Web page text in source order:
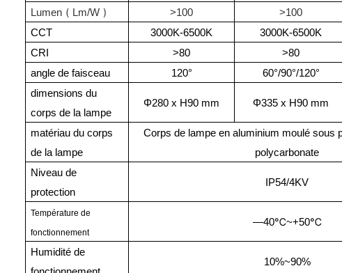
Lumen ( Lm/W ) >100 >100
CCT
3000K-6500K 3000K-6500K
CRI
>80 >80
angle de faisceau
120° 60°/90°/120°
dimensions du
corps de la lampe
Φ280 x H90 mm Φ335 x H90 mm
matériau du corps
de la lampe
Corps de lampe en aluminium moulé sous
polycarbonate
Niveau de
protection
IP54/4KV
Température de
fonctionnement
—40℃~+50℃
Humidité de
10%~90%